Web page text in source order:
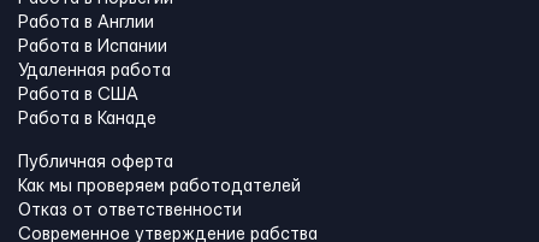
Работа в Англии
Работа в Испании
Удаленная работа
Работа в США
Работа в Канадe
Публичная оферта
Как мы проверяем работодателей
Отказ от ответственности
Современное утверждение рабства